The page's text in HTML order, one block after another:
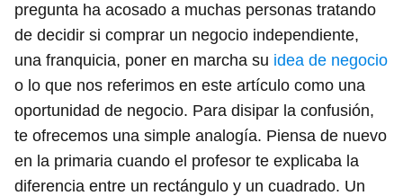
pregunta ha acosado a muchas personas tratando
de decidir si comprar un negocio independiente,
una franquicia, poner en marcha su idea de negocio
o lo que nos referimos en este artículo como una
oportunidad de negocio. Para disipar la confusión,
te ofrecemos una simple analogía. Piensa de nuevo
en la primaria cuando el profesor te explicaba la
diferencia entre un rectángulo y un cuadrado. Un